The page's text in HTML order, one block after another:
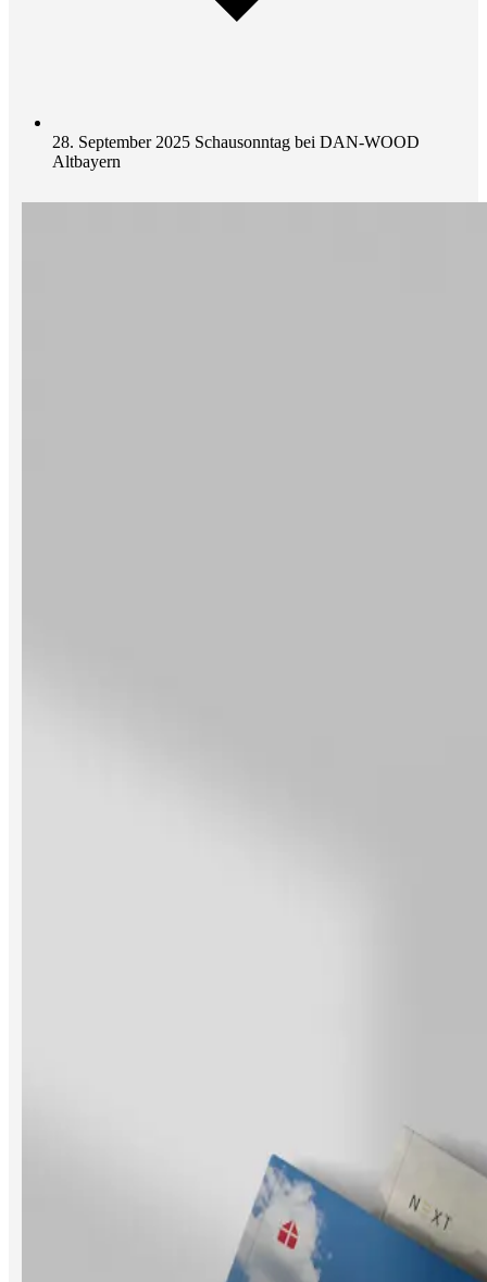
28. September 2025 Schausonntag bei DAN-WOOD
Altbayern